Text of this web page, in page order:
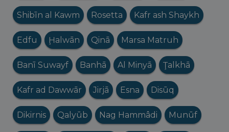
Shibīn al Kawm Rosetta Kafr ash Shaykh
Edfu Ḩalwān Qinā Marsa Matruh
Banī Suwayf Banhā Al Minyā Ţalkhā
Kafr ad Dawwār Jirjā Esna Disūq
Dikirnis Qalyūb Nag Hammâdi Munūf